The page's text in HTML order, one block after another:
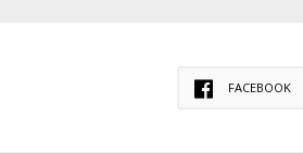
FACEBOOK